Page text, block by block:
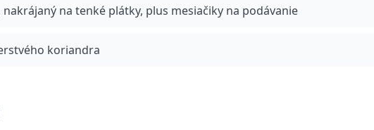
na tenké plátky, plus mesiačiky na podávanie
koriandra